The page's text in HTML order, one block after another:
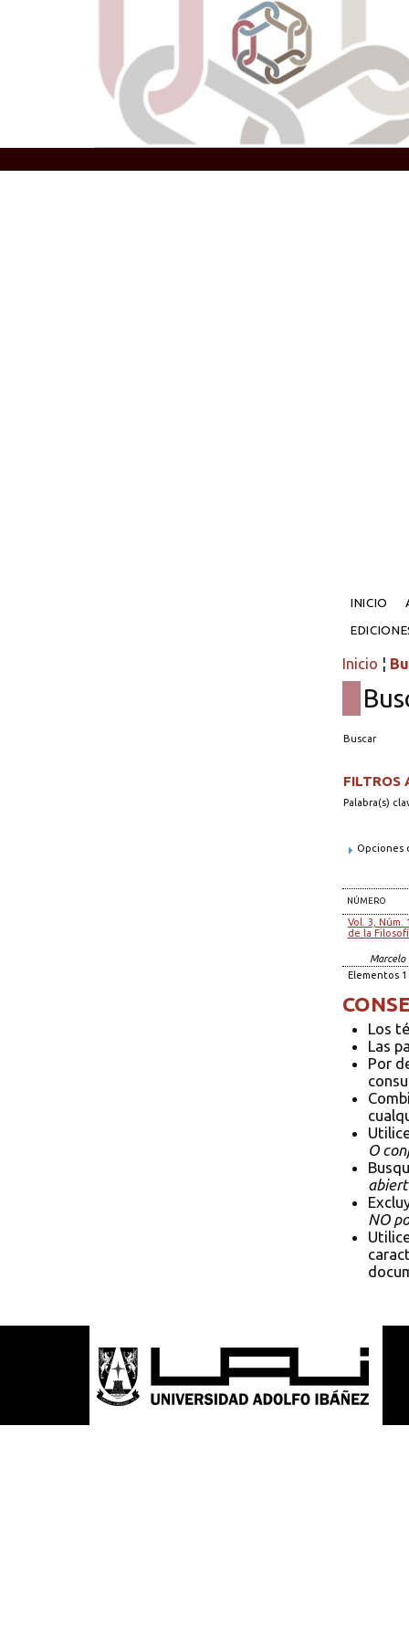
INICIO
Inicio ¦
Buscar
FILTROS
Palabra(s)
Opciones
NÚMERO
Vol. 3, Núm.
de la
Marcelo
Elementos 1
Los
Las
Por
O
NO